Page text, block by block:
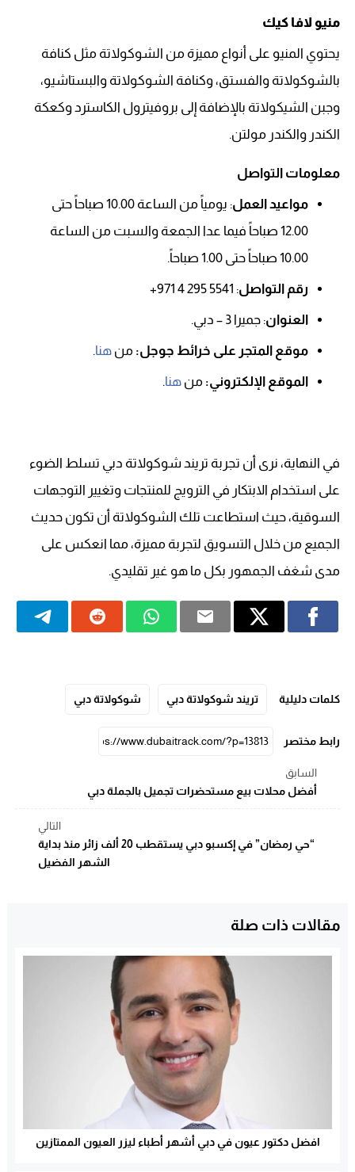
منيو لافا كيك
يحتوي المنيو على أنواع مميزة من الشوكولاتة مثل كنافة
بالشوكولاتة والفستق، وكنافة الشوكولاتة والبستاشيو،
وجبن الشيكولاتة بالإضافة إلى بروفيترول الكاسترد وكعكة
الكندر والكندر مولتن.
معلومات التواصل
مواعيد العمل
: يومياً من الساعة 10.00 صباحاً حتى
12.00 صباحاً فيما عدا الجمعة والسبت من الساعة
10.00 صباحاً حتى 1.00 صباحاً.
رقم التواصل: 5541 295 4 971+
العنوان: جميرا 3 – دبي.
موقع المتجر على خرائط جوجل: من هنا.
الموقع الإلكتروني: من هنا.
في النهاية، نرى أن تجربة تريند شوكولاتة دبي تسلط الضوء
على استخدام الابتكار في الترويج للمنتجات وتغيير التوجهات
السوقية، حيث استطاعت تلك الشوكولاتة أن تكون حديث
الجميع من خلال التسويق لتجربة مميزة، مما انعكس على
مدى شغف الجمهور بكل ما هو غير تقليدي.
كلمات دليلية تريند شوكولاتة دبي شوكولاتة دبي
رابط مختصر
السابق
أفضل محلات بيع مستحضرات تجميل بالجملة دبي
التالي
“حي رمضان” في إكسبو دبي يستقطب 20 ألف زائر منذ بداية
الشهر الفضيل
مقالات ذات صلة
افضل دكتور عيون في دبي أشهر أطباء ليزر العيون الممتازين